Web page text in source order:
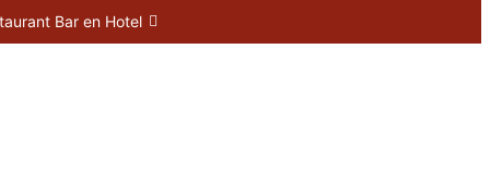
Bar en Hotel